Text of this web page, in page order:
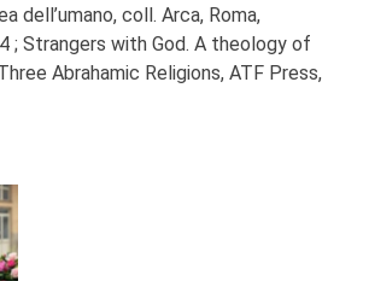
dell’umano, coll. Arca, Roma,
; Strangers with God. A theology of
Abrahamic Religions, ATF Press,